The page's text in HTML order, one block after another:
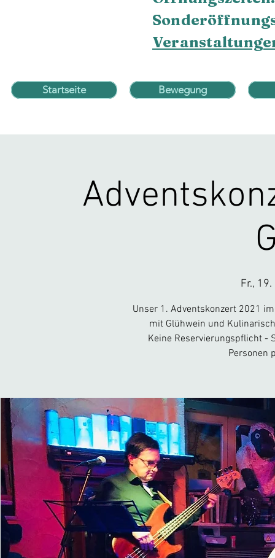
Startseite Bewegung
Fr., 19.
Unser 1. Adventskonzert 2021
mit Glühwein und
Keine Reservierungspflicht -
Personen